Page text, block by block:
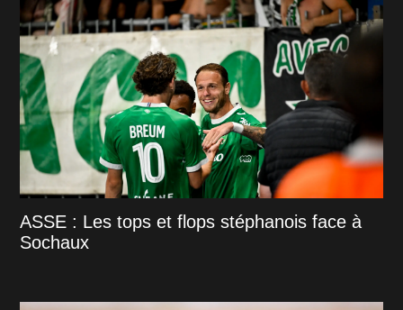
ASSE : Les tops et flops stéphanois face à
Sochaux